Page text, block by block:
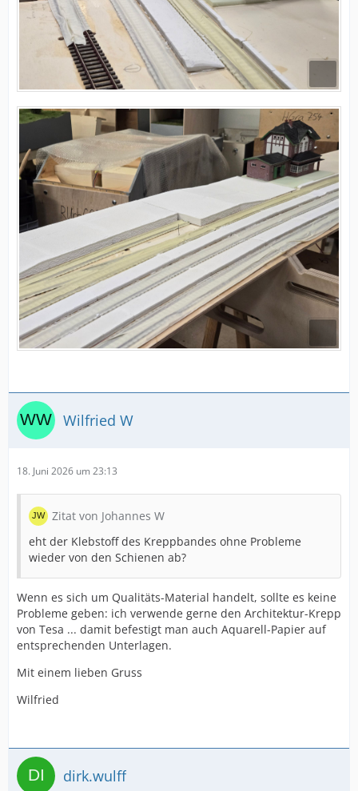
Wilfried W
18. Juni 2026 um 23:13
Zitat von Johannes W
eht der Klebstoff des Kreppbandes ohne Probleme
wieder von den Schienen ab?
Wenn es sich um Qualitäts-Material handelt, sollte es keine
Probleme geben: ich verwende gerne den Architektur-Krepp
von Tesa ... damit befestigt man auch Aquarell-Papier auf
entsprechenden Unterlagen.
Mit einem lieben Gruss
Wilfried
dirk.wulff